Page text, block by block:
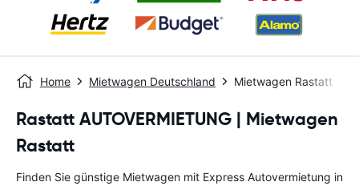
Home Mietwagen Deutschland Mietwagen Rastatt
Rastatt AUTOVERMIETUNG | Mietwagen
Rastatt
Finden Sie günstige Mietwagen mit Express Autovermietung in